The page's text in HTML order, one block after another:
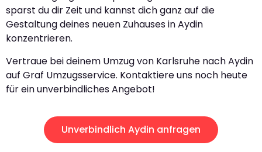
sparst du dir Zeit und kannst dich ganz auf die
Gestaltung deines neuen Zuhauses in Aydin
konzentrieren.
Vertraue bei deinem Umzug von Karlsruhe nach Aydin
auf Graf Umzugsservice. Kontaktiere uns noch heute
für ein unverbindliches Angebot!
Unverbindlich Aydin anfragen